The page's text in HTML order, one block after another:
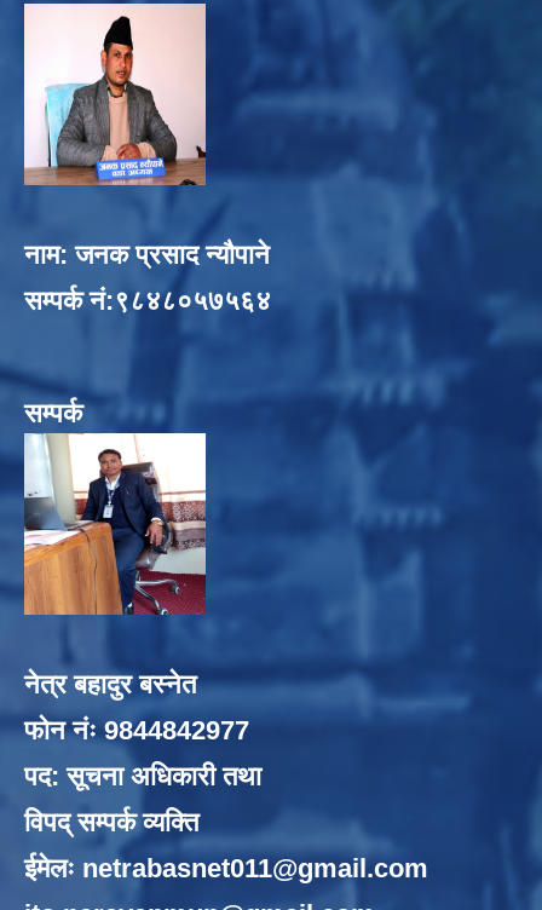
नाम: जनक प्रसाद न्यौपाने
सम्पर्क नं:९८४८०५७५६४
सम्पर्क
नेत्र बहादुर बस्नेत
फोन नंः 9844842977
पद: सूचना अधिकारी तथा
विपद् सम्पर्क व्यक्ति
ईमेलः netrabasnet011@gmail.com